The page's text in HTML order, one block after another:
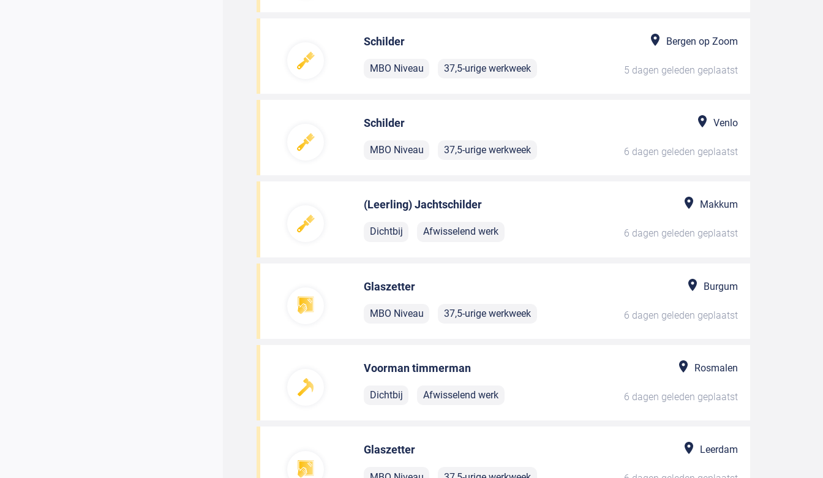
Schilder Bergen op Zoom
MBO Niveau 37,5-urige werkweek 5 dagen geleden geplaatst
Schilder Venlo
MBO Niveau 37,5-urige werkweek 6 dagen geleden geplaatst
(Leerling) Jachtschilder Makkum
Dichtbij Afwisselend werk 6 dagen geleden geplaatst
Glaszetter Burgum
MBO Niveau 37,5-urige werkweek 6 dagen geleden geplaatst
Voorman timmerman Rosmalen
Dichtbij Afwisselend werk 6 dagen geleden geplaatst
Glaszetter Leerdam